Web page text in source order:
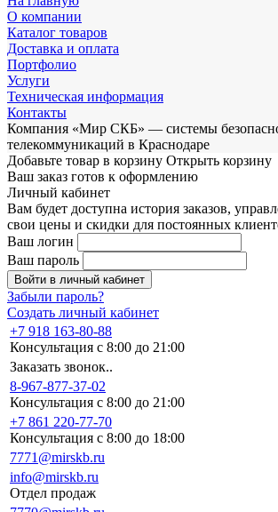
О компании
Каталог товаров
Доставка и оплата
Портфолио
Услуги
Техническая информация
Контакты
Компания «Мир СКБ» — системы
телекоммуникаций в Краснодаре
Добавьте товар в корзину Открыть корзину
Ваш заказ готов к оформлению
Личный кабинет
Вам будет доступна история заказов,
свои цены и скидки для постоянных
Ваш логин
Ваш пароль
Войти в личный кабинет
Забыли пароль?
Создать личный кабинет
+7 918 163-80-88
Консультация с 8:00 до 21:00
Заказать звонок..
8-967-877-37-02
Консультация с 8:00 до 21:00
+7 861 220-77-70
Консультация с 8:00 до 18:00
7771@mirskb.ru
info@mirskb.ru
Отдел продаж